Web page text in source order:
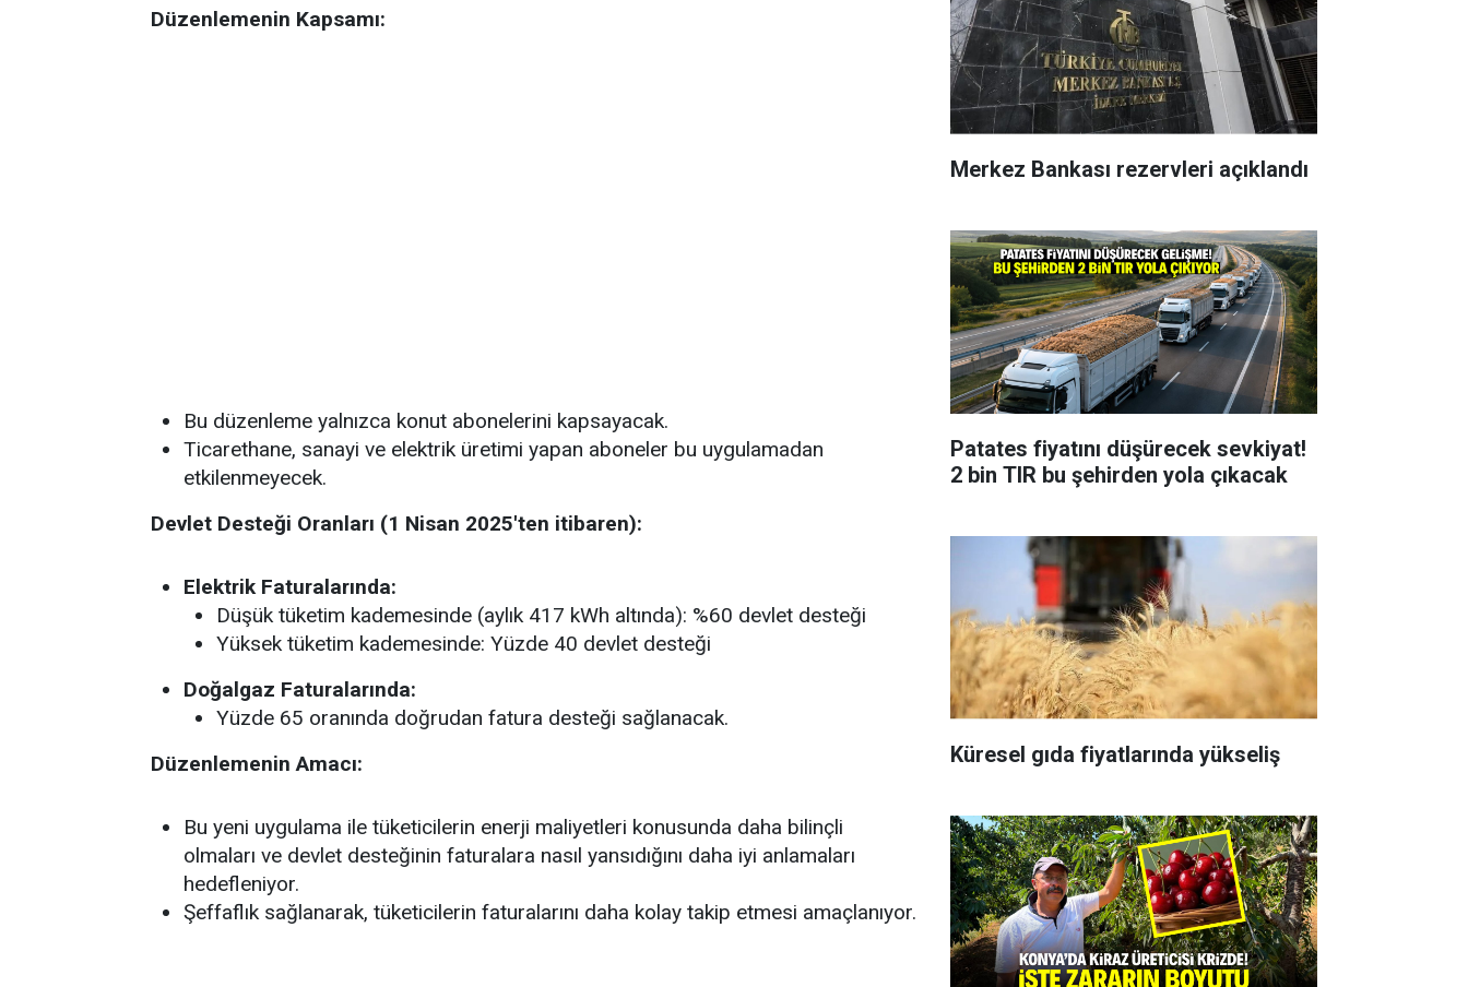
Düzenlemenin Kapsamı:
Bu düzenleme yalnızca konut abonelerini kapsayacak.
Ticarethane, sanayi ve elektrik üretimi yapan aboneler bu uygulamadan
etkilenmeyecek.
Devlet Desteği Oranları (1 Nisan 2025'ten itibaren):
Elektrik Faturalarında:
Düşük tüketim kademesinde (aylık 417 kWh altında): %60 devlet desteği
Yüksek tüketim kademesinde: Yüzde 40 devlet desteği
Doğalgaz Faturalarında:
Yüzde 65 oranında doğrudan fatura desteği sağlanacak.
Düzenlemenin Amacı:
Bu yeni uygulama ile tüketicilerin enerji maliyetleri konusunda daha bilinçli
olmaları ve devlet desteğinin faturalara nasıl yansıdığını daha iyi anlamaları
hedefleniyor.
Şeffaflık sağlanarak, tüketicilerin faturalarını daha kolay takip etmesi amaçlanıyor.
Merkez Bankası rezervleri açıklandı
Patates fiyatını düşürecek sevkiyat!
2 bin TIR bu şehirden yola çıkacak
Küresel gıda fiyatlarında yükseliş